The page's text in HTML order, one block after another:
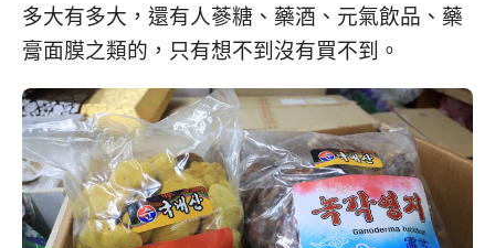
多大有多大，還有人蔘糖、藥酒、元氣飲品、藥
膏面膜之類的，只有想不到沒有買不到。